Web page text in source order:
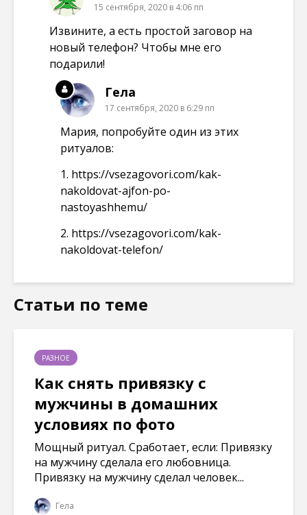
15 сентября, 2020 в 4:06 пп
Извините, а есть простой заговор на
новый телефон? Чтобы мне его
подарили!
Гела
17 сентября, 2020 в 6:29 пп
Мария, попробуйте один из этих
ритуалов:
1. https://vsezagovori.com/kak-
nakoldovat-ajfon-po-
nastoyashhemu/
2. https://vsezagovori.com/kak-
nakoldovat-telefon/
Статьи по теме
РАЗНОЕ
Как снять привязку с
мужчины в домашних
условиях по фото
Мощный ритуал. Сработает, если: Привязку
на мужчину сделала его любовница.
Привязку на мужчину сделал человек...
Гела